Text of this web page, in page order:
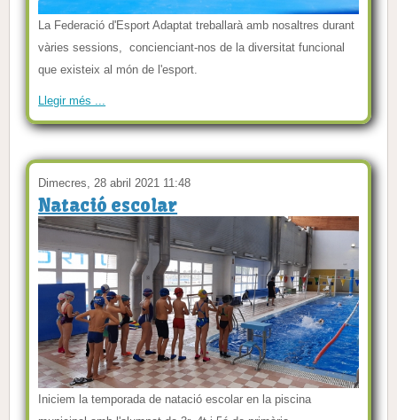
La Federació d'Esport Adaptat treballarà amb nosaltres durant
vàries sessions, concienciant-nos de la diversitat funcional
que existeix al món de l'esport.
Llegir més ...
Dimecres, 28 abril 2021 11:48
Natació escolar
Iniciem la temporada de natació escolar en la piscina